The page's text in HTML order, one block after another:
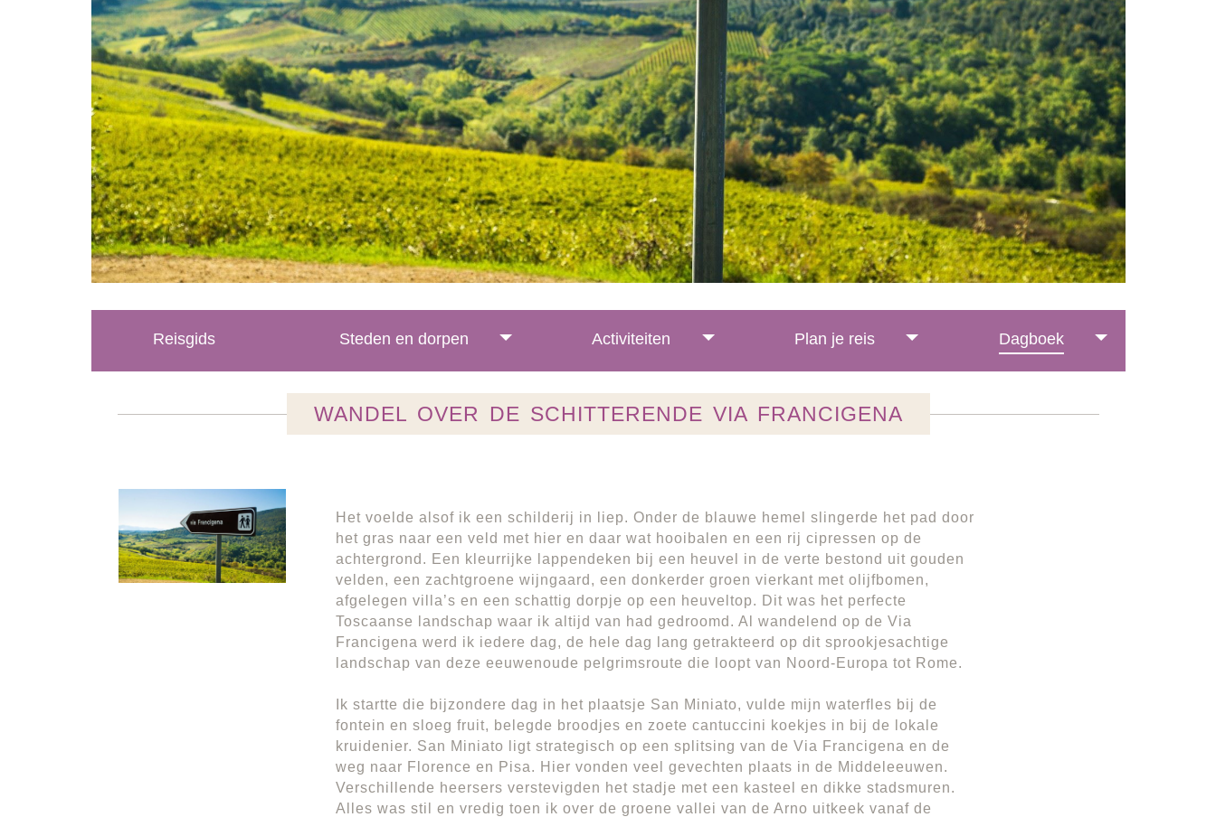
Reisgids Steden en dorpen Activiteiten Plan je reis Dagboek
WANDEL OVER DE SCHITTERENDE VIA FRANCIGENA
Het voelde alsof ik een schilderij in liep. Onder de blauwe hemel slingerde het pad door
het gras naar een veld met hier en daar wat hooibalen en een rij cipressen op de
achtergrond. Een kleurrijke lappendeken bij een heuvel in de verte bestond uit gouden
velden, een zachtgroene wijngaard, een donkerder groen vierkant met olijfbomen,
afgelegen villa’s en een schattig dorpje op een heuveltop. Dit was het perfecte
Toscaanse landschap waar ik altijd van had gedroomd. Al wandelend op de Via
Francigena werd ik iedere dag, de hele dag lang getrakteerd op dit sprookjesachtige
landschap van deze eeuwenoude pelgrimsroute die loopt van Noord-Europa tot Rome.
Ik startte die bijzondere dag in het plaatsje San Miniato, vulde mijn waterfles bij de
fontein en sloeg fruit, belegde broodjes en zoete cantuccini koekjes in bij de lokale
kruidenier. San Miniato ligt strategisch op een splitsing van de Via Francigena en de
weg naar Florence en Pisa. Hier vonden veel gevechten plaats in de Middeleeuwen.
Verschillende heersers verstevigden het stadje met een kasteel en dikke stadsmuren.
Alles was stil en vredig toen ik over de groene vallei van de Arno uitkeek vanaf de